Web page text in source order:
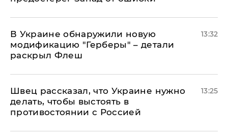
В Украине обнаружили новую
модификацию "Герберы" – детали
раскрыл Флеш
13:32
Швец рассказал, что Украине нужно
делать, чтобы выстоять в
противостоянии с Россией
13:25